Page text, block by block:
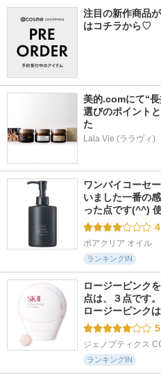
注目の新作商品
はコチラから♡
美的.comにて“
選びのポイント
た
Lala Vie (ララヴィ)
ワンバイコーセ
いました一番の
った点です(^^)
4
ポアクリア オイル
ランキングIN
ロージーピンク
点は、３点です
ロージーピンク
5
ジェノプティクス
ランキングIN